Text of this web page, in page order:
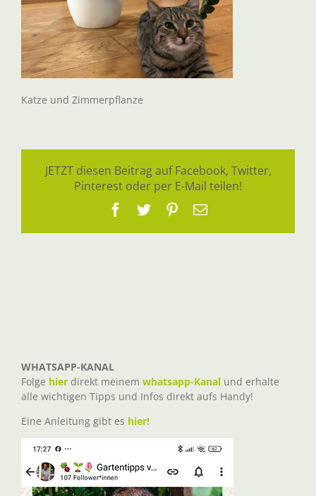
Katze und Zimmerpflanze
JETZT diesen Beitrag auf Facebook, Twitter,
Pinterest oder per E-Mail teilen!
Facebook
TwitterPinterest
E-
WHATSAPP-KANAL
Folge hier direkt meinem whatsapp-Kanal und erhalte
alle wichtigen Tipps und Infos direkt aufs Handy!
Eine Anleitung gibt es hier!